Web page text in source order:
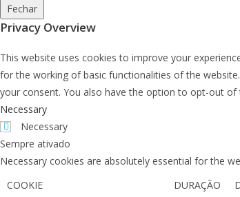
Fechar
Privacy Overview
This website uses cookies to improve your
for the working of basic functionalities of the
your consent. You also have the option to opt-out
Necessary
Necessary
Sempre ativado
Necessary cookies are absolutely essential for the
COOKIE
DURAÇÃO